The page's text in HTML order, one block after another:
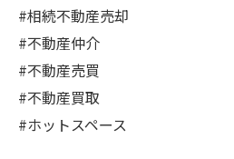
#相続不動産売却
#不動産仲介
#不動産売買
#不動産買取
#ホットスペース